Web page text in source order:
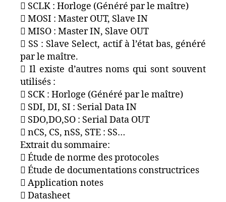
 SCLK : Horloge (Généré par le maître)
 MOSI : Master OUT, Slave IN
 MISO : Master IN, Slave OUT
 SS : Slave Select, actif à l’état bas, généré
par le maître.
 Il existe d’autres noms qui sont souvent
utilisés :
 SCK : Horloge (Généré par le maître)
 SDI, DI, SI : Serial Data IN
 SDO,DO,SO : Serial Data OUT
 nCS, CS, nSS, STE : SS…
Extrait du sommaire:
 Étude de norme des protocoles
 Étude de documentations constructrices
 Application notes
 Datasheet